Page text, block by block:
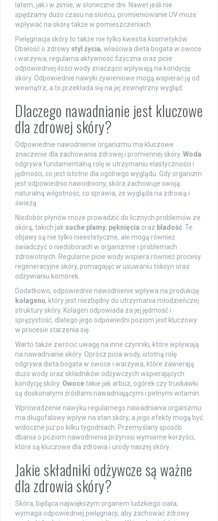
latem, jak i w zimie, w słoneczne dni. Nawet jeśli nie
spędzamy dużo czasu na słońcu, promieniowanie UV może
wpływać na skórę także w pomieszczeniach.
Pielęgnacja skóry to także nie tylko kwestia kosmetyków.
Dbałość o zdrowy styl życia, właściwa dieta bogata w owoce
i warzywa, regularna aktywność fizyczna oraz picie
odpowiedniej ilości wody znacząco wpływają na kondycję
skóry. Odpowiednie nawyki żywieniowe mogą wspierać ją od
wewnątrz, a to przekłada się na jej zewnętrzny wygląd.
Dlaczego nawadnianie jest kluczowe
dla zdrowej skóry?
Odpowiednie nawodnienie organizmu ma kluczowe
znaczenie dla zachowania zdrowej i promiennej skóry. Woda
odgrywa fundamentalną rolę w utrzymaniu elastyczności i
jędrności, co jest istotne dla ogólnego wyglądu. Gdy organizm
jest odpowiednio nawodniony, skóra zachowuje swoją
naturalną wilgotność, co sprawia, że wygląda na zdrową i
świeżą.
Niedobór płynów może prowadzić do licznych problemów ze
skórą, takich jak suche plamy, pęknięcia oraz bladość . Te
objawy są nie tylko nieestetyczne, ale mogą również
świadczyć o niedoborach w organizmie i problemach
zdrowotnych. Regularne picie wody wspiera również procesy
regeneracyjne skóry, pomagając w usuwaniu toksyn oraz
odżywianiu komórek.
Dodatkowo, odpowiednie nawodnienie wpływa na produkcję
kolagenu, który jest niezbędny do utrzymania młodzieńczej
struktury skóry. Kolagen odpowiada za jej jędrność i
sprężystość, dlatego jego odpowiedni poziom jest kluczowy
w procesie starzenia się.
Warto także zwrócić uwagę na inne czynniki, które wpływają
na nawadnianie skóry. Oprócz picia wody, istotną rolę
odgrywa dieta bogata w owoce i warzywa, które zawierają
dużo wody oraz składników odżywczych wspierających
kondycję skóry. Owocetakie jak arbuz, ogórek czy truskawki
są doskonałymi źródłami nawadniającymi i pełnymi witamin.
Wprowadzenie nawyku regularnego nawadniania organizmu
ma długofalowy wpływ na stan skóry, a jego efekty mogą być
widoczne już po kilku tygodniach. Przemyślany sposób
dbania o poziom nawodnienia przynosi wymierne korzyści,
które są kluczowe dla zdrowia i urody naszej skóry.
Jakie składniki odżywcze są ważne
dla zdrowia skóry?
Skóra, będąca największym organem ludzkiego ciała,
wymaga odpowiedniej pielęgnacji, aby zachować zdrowy